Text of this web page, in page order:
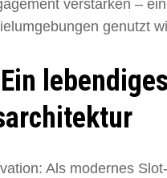
verstärken –
genutzt
Als modernes